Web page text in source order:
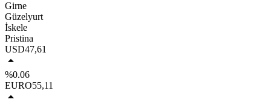
Girne
Güzelyurt
İskele
Pristina
USD47,61
%0.06
EURO55,11